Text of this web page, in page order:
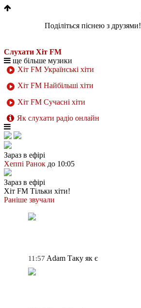
Поділіться піснею з друзями!
Слухати Хіт FM
ще більше музики
Хіт FM Українські хіти
Хіт FM Найбільші хіти
Хіт FM Сучасні хіти
Як слухати радіо онлайн
Зараз в ефірі
Хеппі Ранок до 10:05
Зараз в ефірі
Хіт FM Тільки хіти!
Раніше звучали
11:57 Adam Таку як є